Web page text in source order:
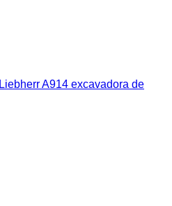
Liebherr A914 excavadora de